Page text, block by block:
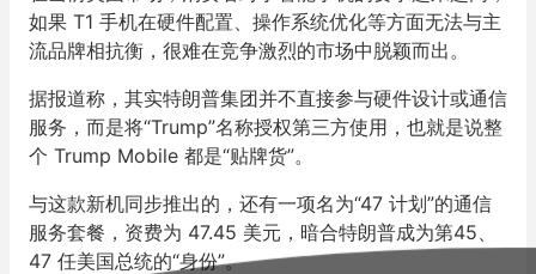
如果 T1 手机在硬件配置、操作系统优化等方面无法与主
流品牌相抗衡，很难在竞争激烈的市场中脱颖而出。
据报道称，其实特朗普集团并不直接参与硬件设计或通信
服务，而是将“Trump”名称授权第三方使用，也就是说整
个 Trump Mobile 都是“贴牌货”。
与这款新机同步推出的，还有一项名为“47 计划”的通信
服务套餐，资费为 47.45 美元，暗合特朗普成为第45、
47 任美国总统的“身份”。